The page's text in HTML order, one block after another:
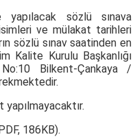
sözlü sınava
ve mülakat tarihleri
sözlü sınav saatinden en
Kalite Kurulu Başkanlığı
Bilkent-Çankaya /
186KB).